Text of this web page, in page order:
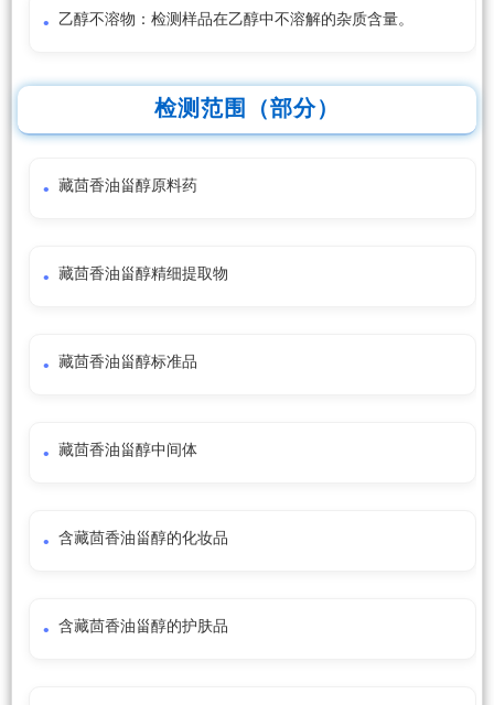
乙醇不溶物：检测样品在乙醇中不溶解的杂质含量。
检测范围（部分）
藏茴香油甾醇原料药
藏茴香油甾醇精细提取物
藏茴香油甾醇标准品
藏茴香油甾醇中间体
含藏茴香油甾醇的化妆品
含藏茴香油甾醇的护肤品